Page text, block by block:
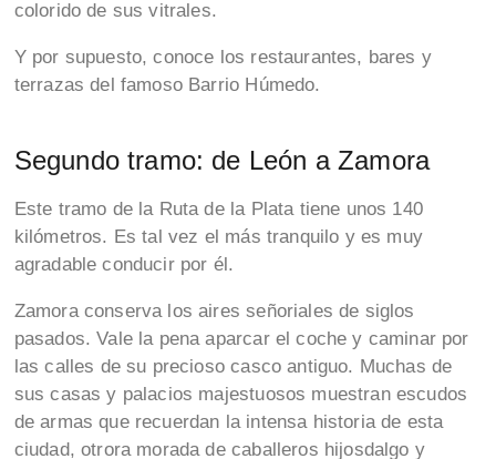
colorido de sus vitrales.
Y por supuesto, conoce los restaurantes, bares y
terrazas del famoso Barrio Húmedo.
Segundo tramo: de León a Zamora
Este tramo de la Ruta de la Plata tiene unos 140
kilómetros. Es tal vez el más tranquilo y es muy
agradable conducir por él.
Zamora conserva los aires señoriales de siglos
pasados. Vale la pena aparcar el coche y caminar por
las calles de su precioso casco antiguo. Muchas de
sus casas y palacios majestuosos muestran escudos
de armas que recuerdan la intensa historia de esta
ciudad, otrora morada de caballeros hijosdalgo y